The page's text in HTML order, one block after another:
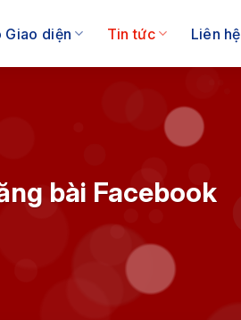
Giao diện Tin tức Liên hệ
bài Facebook